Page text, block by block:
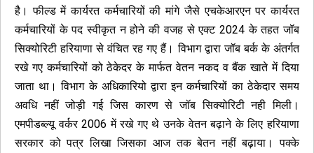
है। फील्ड में कार्यरत कर्मचारियों की मांगे जैसे एचकेआरएन पर कार्यरत
कर्मचारियों के पद स्वीकृत न होने की वजह से एक्ट 2024 के तहत जॉब
सिक्योरिटी हरियाणा से वंचित रह गए हैं। विभाग द्वारा जॉब बर्क के अंतर्गत
रखे गए कर्मचारियों को ठेकेदर के मार्फत वेतन नकद व बैंक खाते में दिया
जाता था। विभाग के अधिकारियो द्वारा इन कर्मचारियों का ठेकेदार समय
अवधि नहीं जोड़ी गई जिस कारण से जॉब सिक्योरिटी नही मिली।
एमपीडब्ल्यू वर्कर 2006 में रखे गए थे उनके वेतन बढ़ाने के लिए हरियाणा
सरकार को पत्र लिखा जिसका आज तक बेतन नहीं बढ़ाया। पक्के